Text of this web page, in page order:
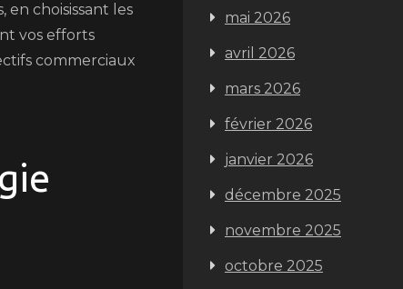
en choisissant les
vos efforts
commerciaux
mai 2026
avril 2026
mars 2026
février 2026
janvier 2026
décembre 2025
novembre 2025
octobre 2025